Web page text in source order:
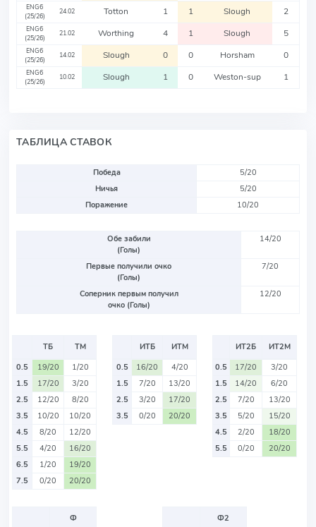
ENG6
(25/26)
24.02 Totton 1 1 Slough 2
ENG6
(25/26)
21.02 Worthing 4 1 Slough 5
ENG6
(25/26)
14.02 Slough 0 0 Horsham 0
ENG6
(25/26)
10.02 Slough 1 0 Weston-sup 1
ТАБЛИЦА СТАВОК
Победа
5/20
Ничья
5/20
Поражение
10/20
Обе забили
(Голы)
14/20
Первые получили очко
(Голы)
7/20
Соперник первым получил
очко (Голы)
12/20
ТБ
ТМ
0.5
19/20
1/20
1.5
17/20
3/20
2.5
12/20
8/20
3.5
10/20
10/20
4.5
8/20
12/20
5.5
4/20
16/20
6.5
1/20
19/20
7.5
0/20 20/20
ИТБ
ИТМ
0.5
16/20
4/20
1.5
7/20
13/20
2.5
3/20
17/20
3.5
0/20 20/20
ИТ2Б
ИТ2М
0.5
17/20
3/20
1.5
14/20
6/20
2.5
7/20
13/20
3.5
5/20
15/20
4.5
2/20
18/20
5.5
0/20 20/20
Ф
Ф2